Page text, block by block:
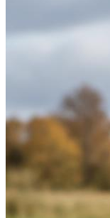
Щука
СНАСТИ
Меню